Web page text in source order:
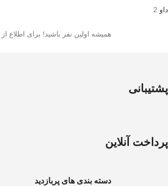
داو 2
همیشه اولین نفر باشید! برای اطلاع
پشتیبانی
پرداخت آنلاین
دسته بندی های پربازدید